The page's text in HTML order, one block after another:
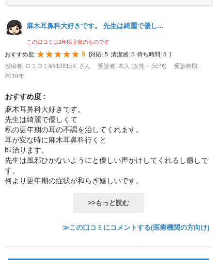
麻木耳鼻科大好きです。 先生は綺麗で優し...
この口コミは1年以上前のものです
おすすめ度: 5 [対応: 5 清潔感: 5 待ち時間: 5 ]
投稿者: ロミロミ&#128154; さん
受診者: 本人 (女性・ 50代)
受診時期:
2018年
おすすめ度 :
麻木耳鼻科大好きです。
先生は綺麗で優しくて
私の更年期の耳の不調を治してくれます。
耳が変な時に麻木耳鼻科行くと
即治ります。
先生は風邪ひかないようにと優しい声かけしてくれるし癒しで
す。
何より更年期の症状が和らぎ嬉しいです。
>>もっと読む
≫この口コミにコメントする(医療機関の方向け)